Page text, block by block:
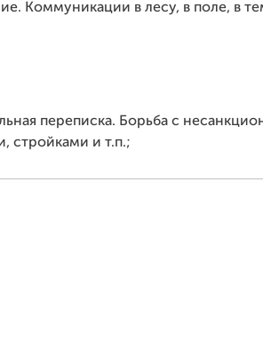
Коммуникации в лесу, в поле, в
переписка. Борьба с
стройками и т.п.;